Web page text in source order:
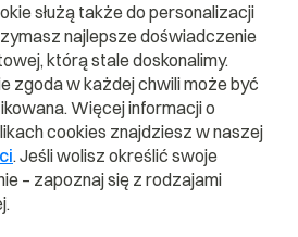
ok.10 min
służą także do personalizacji
najlepsze doświadczenie
którą stale doskonalimy.
zgoda w każdej chwili może być
Więcej informacji o
cookies znajdziesz w naszej
. Jeśli wolisz określić swoje
– zapoznaj się z rodzajami